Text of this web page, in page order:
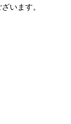
います。